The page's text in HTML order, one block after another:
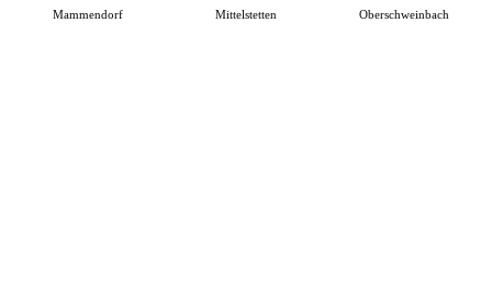
Mammendorf Mittelstetten Oberschweinbach